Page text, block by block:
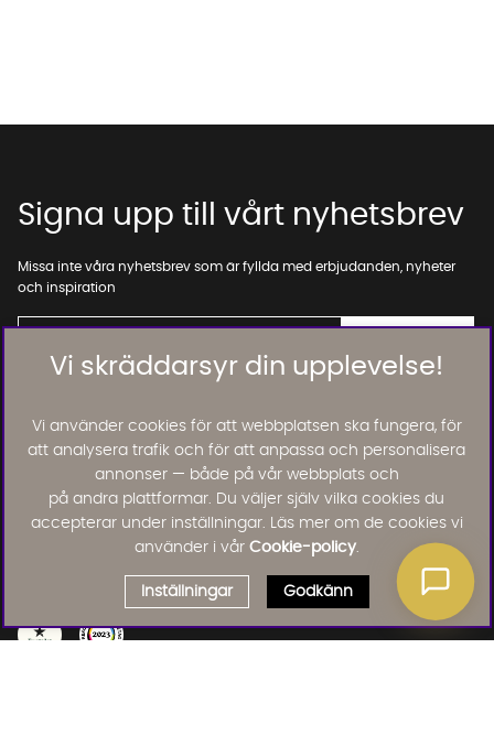
Vi skräddarsyr din upplevelse!
Vi använder cookies för att webbplatsen ska fungera, för
att analysera trafik och för att anpassa och personalisera
annonser — både på vår webbplats och
på andra plattformar. Du väljer själv vilka cookies du
accepterar under inställningar. Läs mer om de cookies vi
använder i vår Cookie-policy.
Inställningar Godkänn
Signa upp till vårt nyhetsbrev
Missa inte våra nyhetsbrev som är fyllda med erbjudanden, nyheter
och inspiration